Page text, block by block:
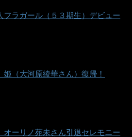
フラガール（５３期生）デビュー
姫（大河原綾華さん）復帰！
オーリノ苑未さん引退セレモニー